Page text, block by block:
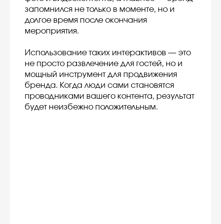
запомнился не только в моменте, но и
долгое время после окончания
мероприятия.
Использование таких интерактивов — это
не просто развлечение для гостей, но и
мощный инструмент для продвижения
бренда. Когда люди сами становятся
проводниками вашего контента, результат
будет неизбежно положительным.